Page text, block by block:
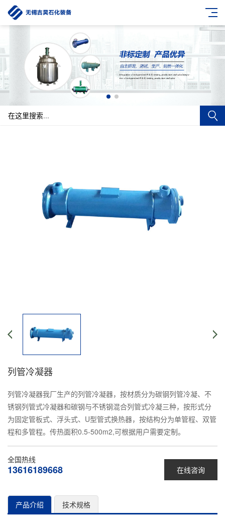
列管冷凝器
列管冷凝器我厂生产的列管冷凝器，按材质分为碳钢列管冷凝、不
锈钢列管式冷凝器和碳钢与不锈钢混合列管式冷凝三种，按形式分
为固定管板式、浮头式、U型管式换热器，按结构分为单管程、双管
程和多管程。传热面积0.5-500m2,可根据用户需要定制。
在线咨询
全国热线
13616189668
产品介绍 技术规格